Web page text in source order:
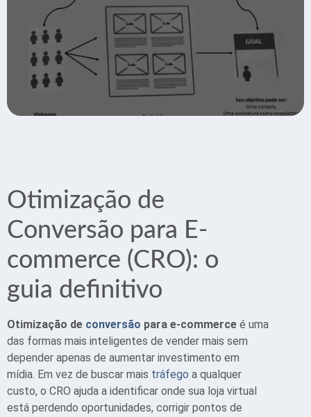
Otimização de
Conversão para E-
commerce (CRO): o
guia definitivo
Otimização de conversão para e-commerce é uma
das formas mais inteligentes de vender mais sem
depender apenas de aumentar investimento em
mídia. Em vez de buscar mais tráfego a qualquer
custo, o CRO ajuda a identificar onde sua loja virtual
está perdendo oportunidades, corrigir pontos de